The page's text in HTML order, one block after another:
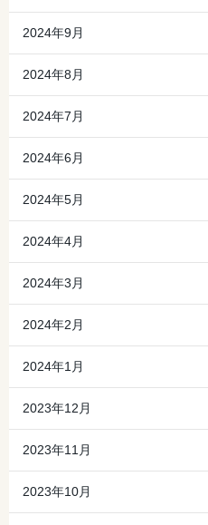
2024年9月
2024年8月
2024年7月
2024年6月
2024年5月
2024年4月
2024年3月
2024年2月
2024年1月
2023年12月
2023年11月
2023年10月